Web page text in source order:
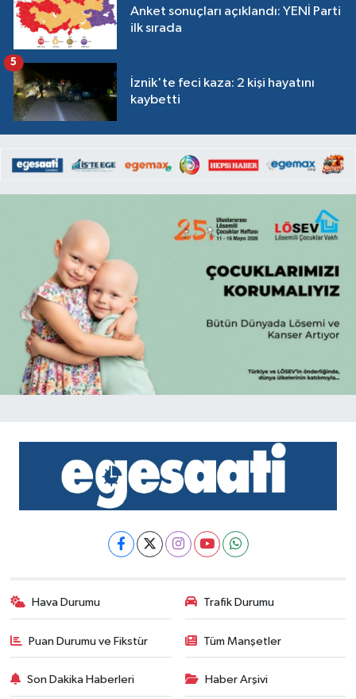
Anket sonuçları açıklandı: YENİ Parti
ilk sırada
İznik'te feci kaza: 2 kişi hayatını
kaybetti
5
Hava Durumu Trafik Durumu
Puan Durumu ve Fikstür Tüm Manşetler
Son Dakika Haberleri Haber Arşivi